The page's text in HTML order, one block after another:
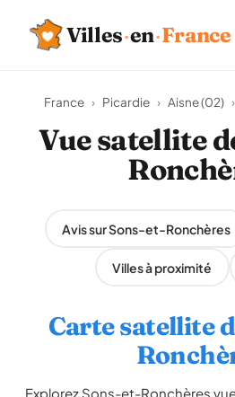
Villes·en·France
France › Picardie › Aisne (02) ›
Vue satellite
Avis sur Sons-et-Ronchères
Villes à proximité
Carte satellite
Explorez Sons-et-Ronchères